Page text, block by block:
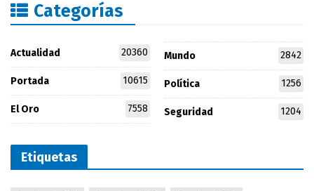
Categorías
Actualidad 20360
Portada 10615
El Oro 7558
Mundo 2842
Política 1256
Seguridad 1204
Etiquetas